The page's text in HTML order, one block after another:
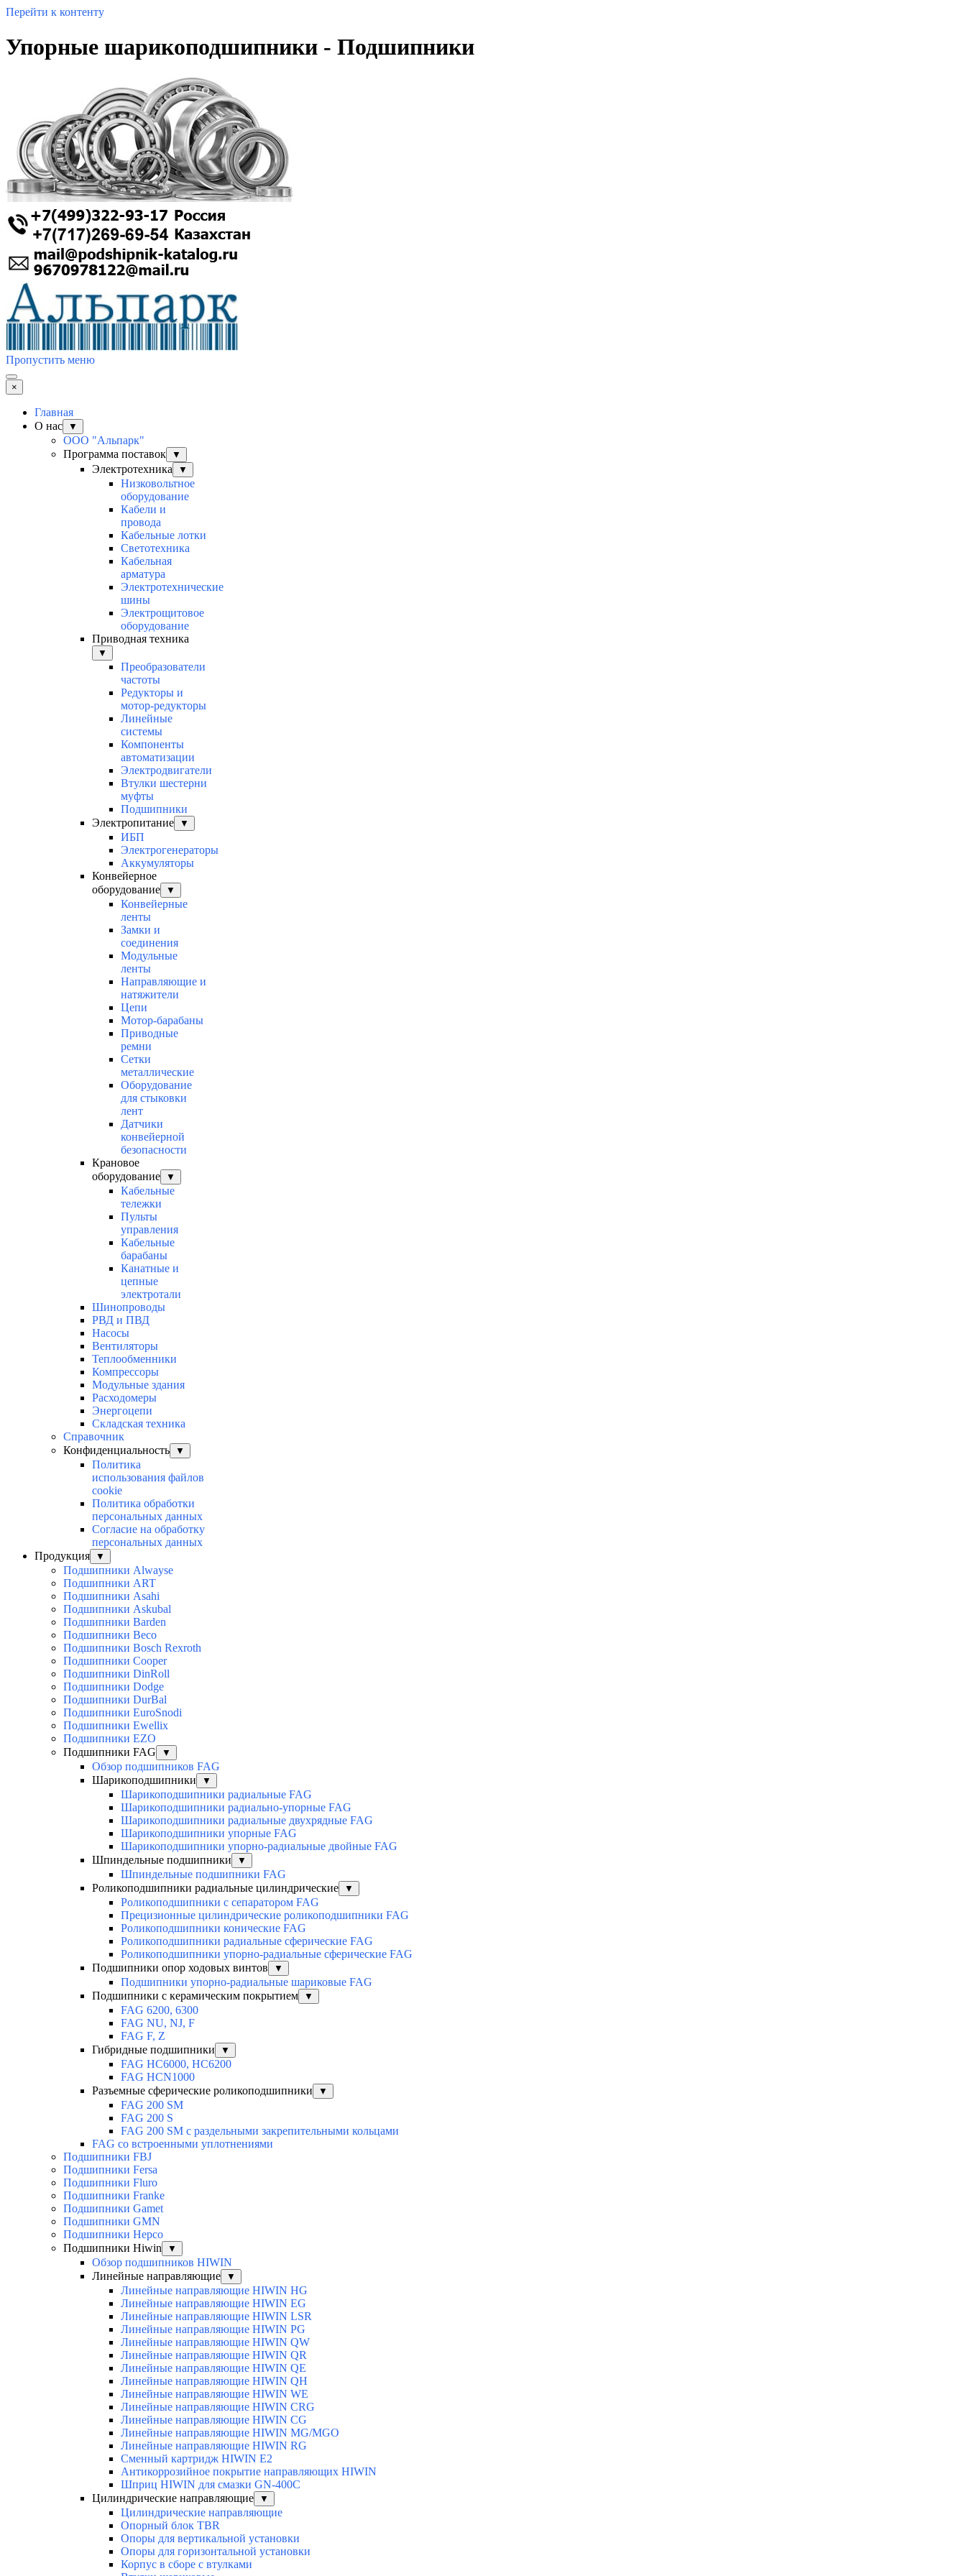
Перейти к контенту
Упорные шарикоподшипники - Подшипники
Пропустить меню
×
Главная
О нас
▼
ООО "Альпарк"
Программа поставок
▼
Электротехника ▼
Низковольтное
оборудование
Кабели и
провода
Кабельные лотки
Светотехника
Кабельная
арматура
Электротехнические
шины
Электрощитовое
оборудование
Приводная техника
▼
Преобразователи
частоты
Редукторы и
мотор-редукторы
Линейные
системы
Компоненты
автоматизации
Электродвигатели
Втулки шестерни
муфты
Подшипники
Электропитание
▼
ИБП
Электрогенераторы
Аккумуляторы
Конвейерное
оборудование
▼
Конвейерные
ленты
Замки и
соединения
Модульные
ленты
Направляющие и
натяжители
Цепи
Мотор-барабаны
Приводные
ремни
Сетки
металлические
Оборудование
для стыковки
лент
Датчики
конвейерной
безопасности
Крановое
оборудование
▼
Кабельные
тележки
Пульты
управления
Кабельные
барабаны
Канатные и
цепные
электротали
Шинопроводы
РВД и ПВД
Насосы
Вентиляторы
Теплообменники
Компрессоры
Модульные здания
Расходомеры
Энергоцепи
Складская техника
Справочник
Конфиденциальность
▼
Политика
использования файлов
cookie
Политика обработки
персональных данных
Согласие на обработку
персональных данных
Продукция
▼
Подшипники Alwayse
Подшипники ART
Подшипники Asahi
Подшипники Askubal
Подшипники Barden
Подшипники Beco
Подшипники Bosch Rexroth
Подшипники Cooper
Подшипники DinRoll
Подшипники Dodge
Подшипники DurBal
Подшипники EuroSnodi
Подшипники Ewellix
Подшипники EZO
Подшипники FAG
▼
Обзор подшипников FAG
Шарикоподшипники
▼
Шарикоподшипники радиальные FAG
Шарикоподшипники радиально-упорные FAG
Шарикоподшипники радиальные двухрядные FAG
Шарикоподшипники упорные FAG
Шарикоподшипники упорно-радиальные двойные FAG
Шпиндельные подшипники
▼
Шпиндельные подшипники FAG
Роликоподшипники радиальные цилиндрические
▼
Роликоподшипники с сепаратором FAG
Прецизионные цилиндрические роликоподшипники FAG
Роликоподшипники конические FAG
Роликоподшипники радиальные сферические FAG
Роликоподшипники упорно-радиальные сферические FAG
Подшипники опор ходовых винтов
▼
Подшипники упорно-радиальные шариковые FAG
Подшипники с керамическим покрытием
▼
FAG 6200, 6300
FAG NU, NJ, F
FAG F, Z
Гибридные подшипники
▼
FAG HC6000, HC6200
FAG HCN1000
Разъемные сферические роликоподшипники
▼
FAG 200 SM
FAG 200 S
FAG 200 SM с раздельными закрепительными кольцами
FAG со встроенными уплотнениями
Подшипники FBJ
Подшипники Fersa
Подшипники Fluro
Подшипники Franke
Подшипники Gamet
Подшипники GMN
Подшипники Hepco
Подшипники Hiwin
▼
Обзор подшипников HIWIN
Линейные направляющие
▼
Линейные направляющие HIWIN HG
Линейные направляющие HIWIN EG
Линейные направляющие HIWIN LSR
Линейные направляющие HIWIN PG
Линейные направляющие HIWIN QW
Линейные направляющие HIWIN QR
Линейные направляющие HIWIN QE
Линейные направляющие HIWIN QH
Линейные направляющие HIWIN WE
Линейные направляющие HIWIN CRG
Линейные направляющие HIWIN CG
Линейные направляющие HIWIN MG/MGO
Линейные направляющие HIWIN RG
Сменный картридж HIWIN E2
Антикоррозийное покрытие направляющих HIWIN
Шприц HIWIN для смазки GN-400C
Цилиндрические направляющие
▼
Цилиндрические направляющие
Опорный блок TBR
Опоры для вертикальной установки
Опоры для горизонтальной установки
Корпус в сборе с втулками